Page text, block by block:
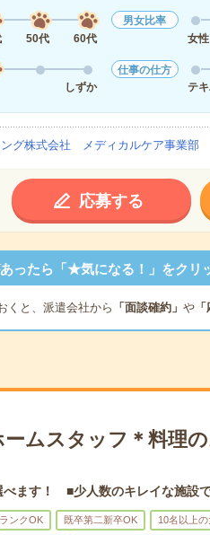
50代 60代
男女比率
女性
しずか
仕事の仕方
テ
ング株式会社 メディカルケア事業部
応募する
ったら「★気になる！」をクリ
くと、派遣会社から 「面談確約」 や「
ムスタッフ＊料理
ます！ ■少人数のキレイな施設で
ンクOK 既卒第二新卒OK 10名以上